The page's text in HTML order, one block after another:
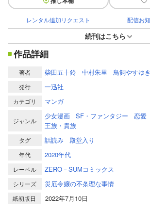
レンタル追加リクエスト 配信お
続刊はこちら
作品詳細
著者 柴田五十鈴 中村朱里 鳥飼やすゆき
発行 一迅社
カテゴリ マンガ
ジャンル
少女漫画 SF・ファンタジー 恋愛
王族・貴族
タグ 話読み 殿堂入り
年代 2020年代
レーベル ZERO－SUMコミックス
シリーズ 災厄令嬢の不条理な事情
紙初版日
2022年7月10日